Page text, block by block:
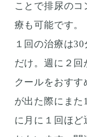
ことで排尿の
療も可能です。
１回の治療は
だけ。週に２回
クールをおす
が出た際にま
に月に１回ほど